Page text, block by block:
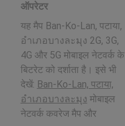
ऑपरेटर
यह मैप Ban-Ko-Lan, पटाया,
อำเภอบางละมุง 2G, 3G,
4G और 5G मोबाइल नेटवर्क के
बिटरेट को दर्शाता है। इसे भी
देखें: Ban-Ko-Lan, पटाया,
อำเภอบางละมุง मोबाइल
नेटवर्क कवरेज मैप और